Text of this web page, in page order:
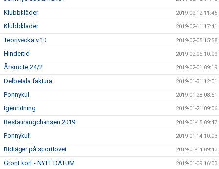
Klubbkläder 2019-02-12 11:45
Klubbkläder 2019-02-11 17:41
Teorivecka v.10 2019-02-05 15:58
Hindertid 2019-02-05 10:09
Årsmöte 24/2 2019-02-01 09:19
Delbetala faktura 2019-01-31 12:01
Ponnykul 2019-01-28 08:51
Igenridning 2019-01-21 09:06
Restaurangchansen 2019 2019-01-15 09:47
Ponnykul! 2019-01-14 10:03
Ridläger på sportlovet 2019-01-14 09:43
Grönt kort - NYTT DATUM 2019-01-09 16:03